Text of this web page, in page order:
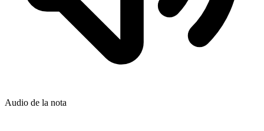
Audio de la nota